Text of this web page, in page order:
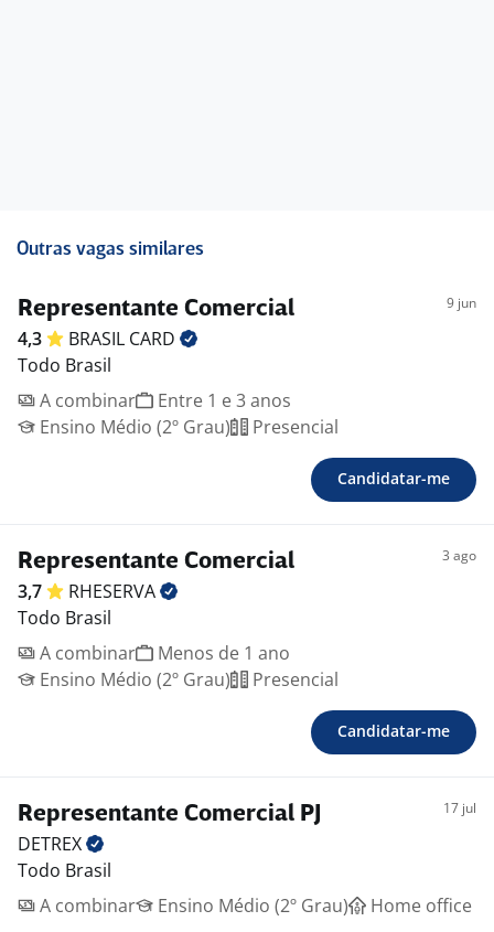
Outras vagas similares
Representante Comercial 9 jun
4,3 BRASIL CARD
Todo Brasil
A combinar
Entre 1 e 3 anos
Ensino Médio (2º Grau)
Presencial
Candidatar-me
Representante Comercial 3 ago
3,7
RHESERVA
Todo Brasil
A combinar
Menos de 1 ano
Ensino Médio (2º Grau)
Presencial
Candidatar-me
Representante Comercial PJ 17 jul
DETREX
Todo Brasil
A combinar
Ensino Médio (2º Grau) Home office